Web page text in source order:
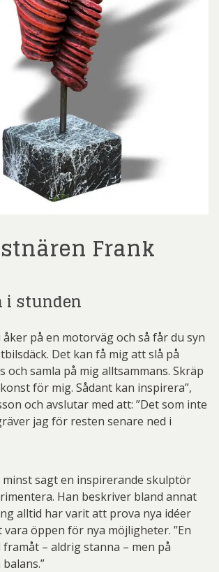
Frank
i stunden
på en motorväg och så får du syn
Det kan få mig att slå på
och samla på mig alltsammans. Skräp
för mig. Sådant kan inspirera”,
och avslutar med att: ”Det som inte
jag för resten senare ned i
minst sagt en inspirerande skulptör
Han beskriver bland annat
alltid har varit att prova nya idéer
öppen för nya möjligheter. ”En
– aldrig stanna – men på